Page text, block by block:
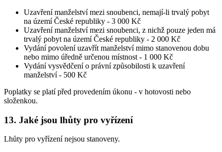
Uzavření manželství mezi snoubenci, nemají-li trvalý pobyt
na území České republiky - 3 000 Kč
Uzavření manželství mezi snoubenci, z nichž pouze jeden má
trvalý pobyt na území České republiky - 2 000 Kč
Vydání povolení uzavřít manželství mimo stanovenou dobu
nebo mimo úředně určenou místnost - 1 000 Kč
Vydání vysvědčení o právní způsobilosti k uzavření
manželství - 500 Kč
Poplatky se platí před provedením úkonu - v hotovosti nebo
složenkou.
13. Jaké jsou lhůty pro vyřízení
Lhůty pro vyřízení nejsou stanoveny.